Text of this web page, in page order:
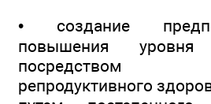
• создание
повышения уровня
посредством
репродуктивного